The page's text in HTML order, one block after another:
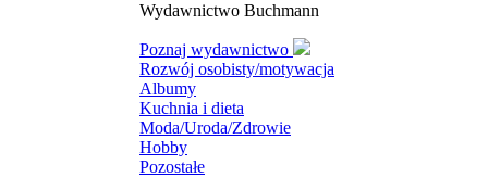
Wydawnictwo Buchmann
Poznaj wydawnictwo
Rozwój osobisty/motywacja
Albumy
Kuchnia i dieta
Moda/Uroda/Zdrowie
Hobby
Pozostałe